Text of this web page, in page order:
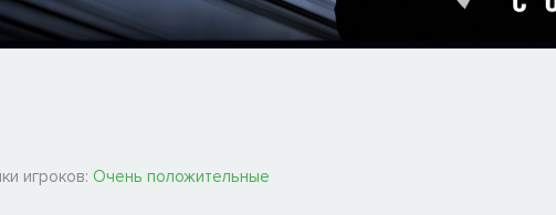
игроков: Очень положительные